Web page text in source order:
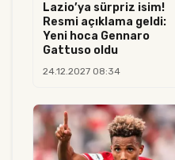
Lazio’ya sürpriz isim!
Resmi açıklama geldi:
Yeni hoca Gennaro
Gattuso oldu
24.12.2027 08:34